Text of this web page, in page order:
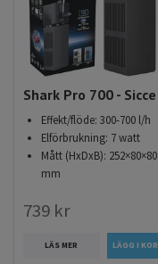
Shark Pro 700 - Sicce
Effekt/flöde: 300-700 l/h
Elförbrukning: 7 watt
Mått (HxDxB): 252×80×80
mm
739 kr
LÄS MER